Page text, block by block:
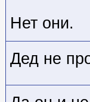
Нет они.
Дед не